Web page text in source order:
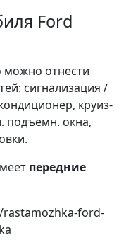
Ford
можно отнести
сигнализация /
круиз-
подъемн. окна,
передние
ford-